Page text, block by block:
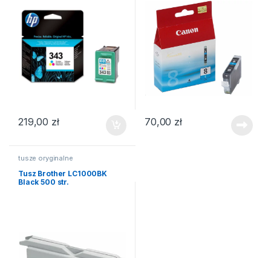
219,00 zł 70,00 zł
tusze oryginalne
Tusz Brother LC1000BK
Black 500 str.